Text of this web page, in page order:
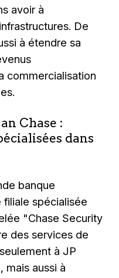
avoir à
De
à étendre sa
commercialisation
Chase :
dans
banque
filiale spécialisée
"Chase Security
des services de
à JP
mais aussi à